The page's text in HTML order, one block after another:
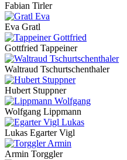
Fabian Tirler
Eva Gratl
Gottfried Tappeiner
Waltraud Tschurtschenthaler
Hubert Stuppner
Wolfgang Lippmann
Lukas Egarter Vigl
Armin Torggler